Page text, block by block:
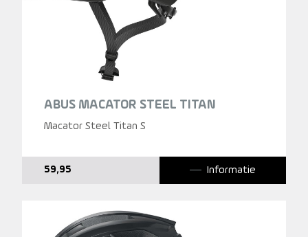
ABUS MACATOR STEEL TITAN
Macator Steel Titan S
59,95 Informatie